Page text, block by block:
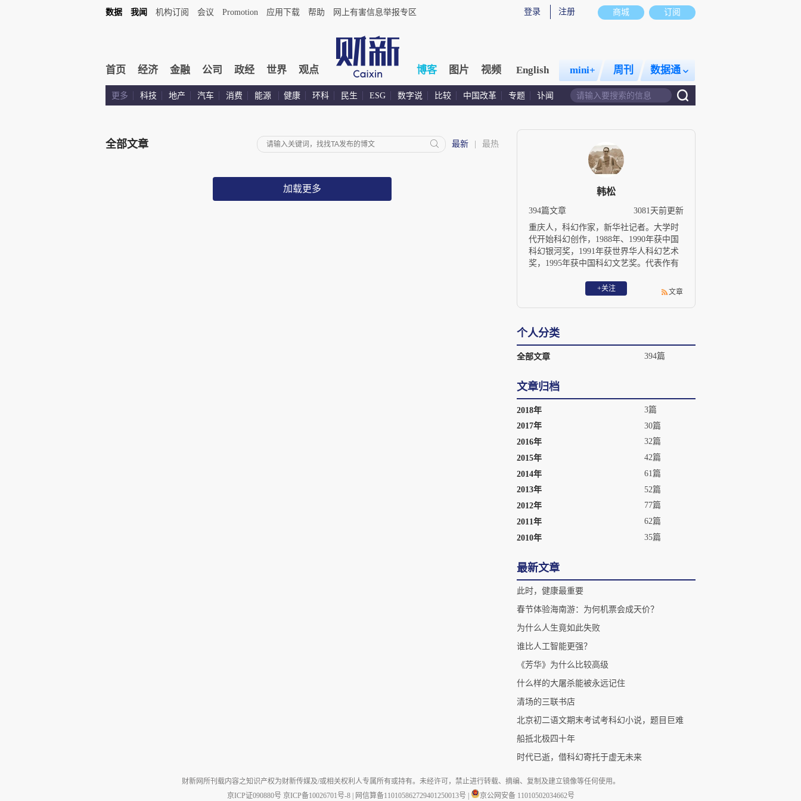
商城 订阅
登录 注册
数据 我闻 机构订阅 会议 Promotion 应用下载 帮助 网上有害信息举报专区
首页 经济 金融 公司 政经 世界 观点 博客 图片 视频 English mini+ 周刊 数据通
更多 科技 地产 汽车 消费 能源 健康 环科 民生 ESG 数字说 比较 中国改革 专题 讣闻
全部文章 最新 最热
加载更多 韩松
394篇文章
3081天前更新
重庆人，科幻作家，新华社记者。大学时
代开始科幻创作，1988年、1990年获中国
科幻银河奖，1991年获世界华人科幻艺术
奖，1995年获中国科幻文艺奖。代表作有
行漫记》《让我们一起寻找外星人》等。
+关注 文章
个人分类
全部文章 394篇
文章归档
2018年
3篇
2017年
30篇
2016年
32篇
2015年
42篇
2014年
61篇
2013年
52篇
2012年
77篇
2011年
62篇
2010年
35篇
最新文章
此时，健康最重要
春节体验海南游：为何机票会成天价？
为什么人生竟如此失败
谁比人工智能更强？
​《芳华》为什么比较高级
什么样的大屠杀能被永远记住
清场的三联书店
北京初二语文期末考试考科幻小说，题目巨难
船抵北极四十年
时代已逝，借科幻寄托于虚无未来
财新网所刊载内容之知识产权为财新传媒及/或相关权利人专属所有或持有。未经许可，禁止进行转载、摘编、复制及建立镜像等任何使用。
京ICP证090880号 京ICP备10026701号-8 | 网信算备110105862729401250013号 | 京公网安备 11010502034662号